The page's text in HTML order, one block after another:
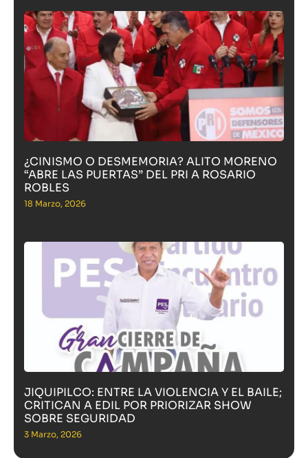
¿CINISMO O DESMEMORIA? ALITO MORENO
“ABRE LAS PUERTAS” DEL PRI A ROSARIO
ROBLES
18 Marzo, 2026
JIQUIPILCO: ENTRE LA VIOLENCIA Y EL BAILE;
CRITICAN A EDIL POR PRIORIZAR SHOW
SOBRE SEGURIDAD
3 Marzo, 2026